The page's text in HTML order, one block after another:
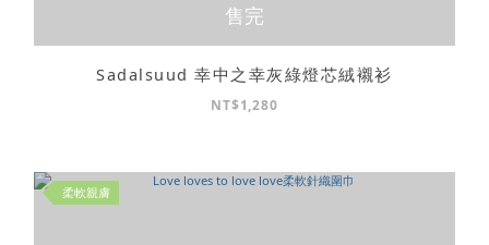
售完
Sadalsuud 幸中之幸灰綠燈芯絨襯衫
NT$1,280
柔軟親膚